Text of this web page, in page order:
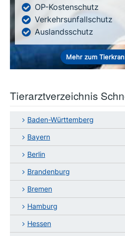
OP-Kostenschutz
Verkehrsunfallschutz
Auslandsschutz
Mehr zum
Tierarztverzeichnis
Baden-Württemberg
Bayern
Berlin
Brandenburg
Bremen
Hamburg
Hessen